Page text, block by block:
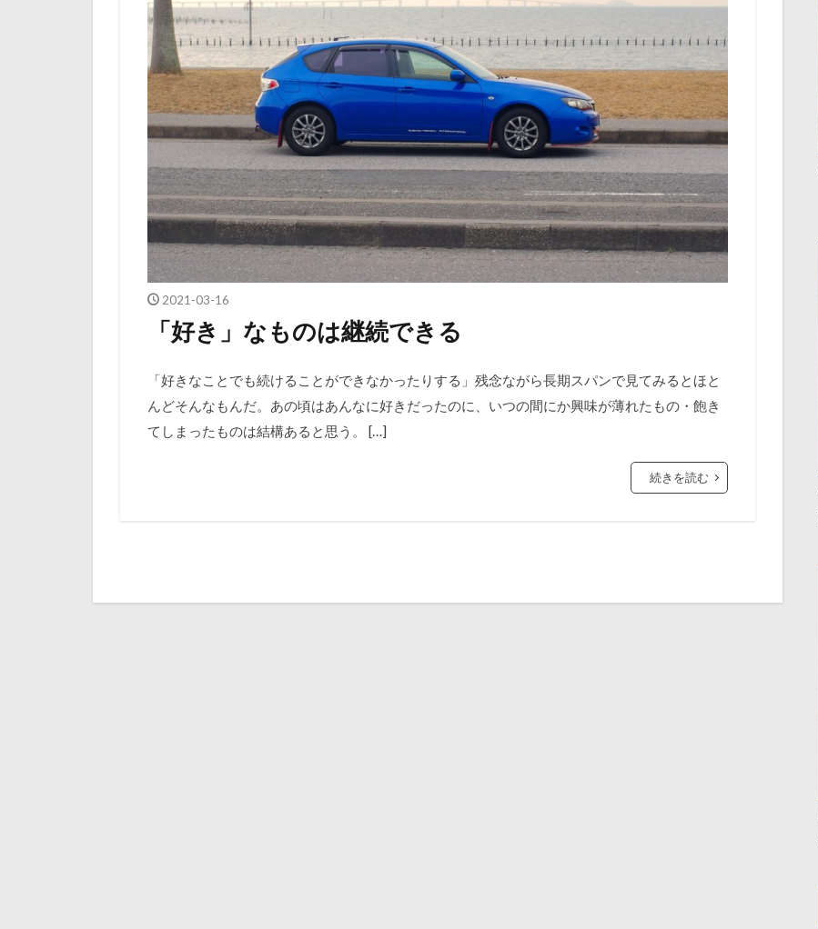
2021-03-16
「好き」なものは継続できる
「好きなことでも続けることができなかったりする」残念ながら長期スパンで見てみるとほと
んどそんなもんだ。あの頃はあんなに好きだったのに、いつの間にか興味が薄れたもの・飽き
てしまったものは結構あると思う。 […]
続きを読む